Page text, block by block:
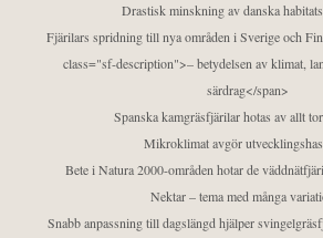
Drastisk minskning av danska
Fjärilars spridning till nya områden i Sverige och
class="sf-description">– betydelsen av klimat,
särdrag</span>
Spanska kamgräsfjärilar hotas av allt
Mikroklimat avgör
Bete i Natura 2000-områden hotar de
Nektar – tema med många
Snabb anpassning till dagslängd hjälper